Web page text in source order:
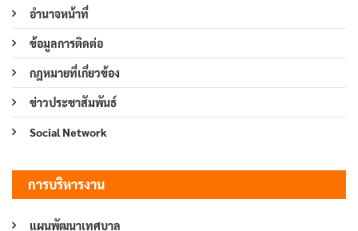
อำนาจหน้าที่
ข้อมูลการติดต่อ
กฎหมายที่เกี่ยวข้อง
ข่าวประชาสัมพันธ์
Social Network
การบริหารงาน
แผนพัฒนาเทศบาล